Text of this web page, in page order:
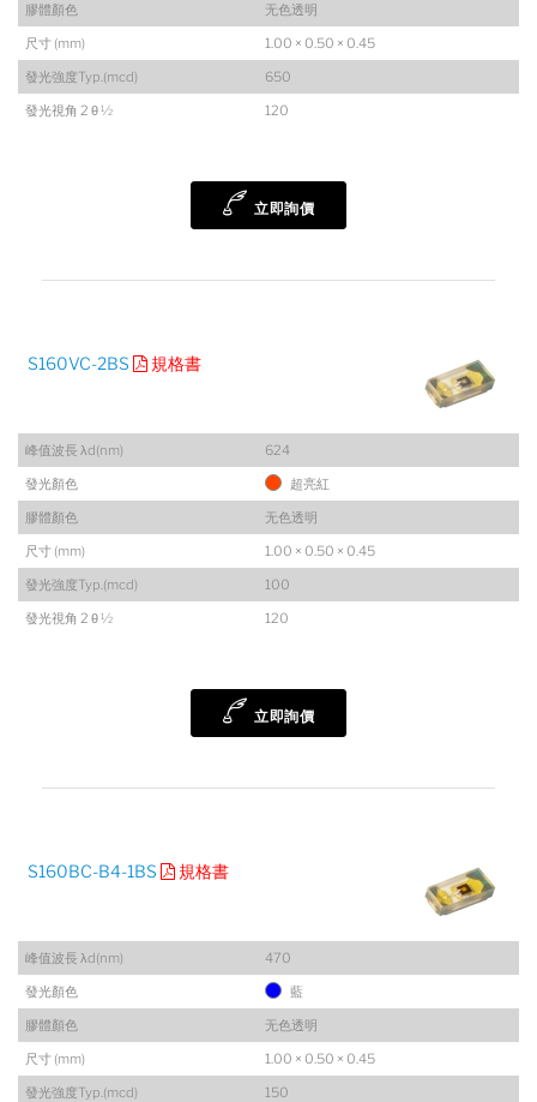
膠體顏色
无色透明
尺寸 (mm)
1.00 × 0.50 × 0.45
發光強度Typ.(mcd)
650
發光視角 2 θ ½
120
立即詢價
S160VC-2BS 規格書
峰值波長 λd(nm)
624
發光顏色
超亮紅
膠體顏色
无色透明
尺寸 (mm)
1.00 × 0.50 × 0.45
發光強度Typ.(mcd)
100
發光視角 2 θ ½
120
立即詢價
S160BC-B4-1BS 規格書
峰值波長 λd(nm)
470
發光顏色
藍
膠體顏色
无色透明
尺寸 (mm)
1.00 × 0.50 × 0.45
發光強度Typ.(mcd)
150